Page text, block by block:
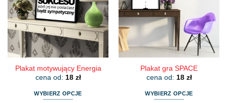
można
wybrać
na
stronie
produktu
można
wybrać
na
stronie
produktu
Plakat motywujący Energia
cena od: 18 zł
WYBIERZ OPCJE
Plakat gra SPACE
cena od: 18 zł
WYBIERZ OPCJE